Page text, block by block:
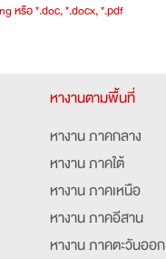
หรือ *.doc, *.docx, *.pdf
หางานตามพื้นที่
หางาน ภาคกลาง
หางาน ภาคใต้
หางาน ภาคเหนือ
หางาน ภาคอีสาน
หางาน ภาคตะวันออก